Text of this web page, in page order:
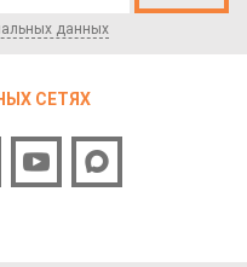
данных
СЕТЯХ